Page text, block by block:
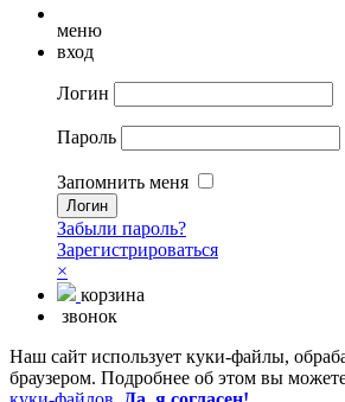
меню
вход
Логин
Пароль
Запомнить меня
Забыли пароль?
Зарегистрироваться
×
корзина
звонок
Наш сайт использует куки-файлы,
браузером. Подробнее об этом вы